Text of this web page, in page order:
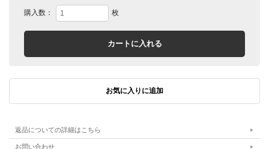
購入数： 枚
返品についての詳細はこちら
お問い合わせ